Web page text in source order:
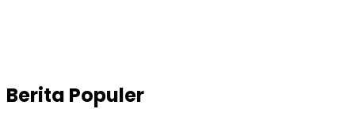
Berita Populer